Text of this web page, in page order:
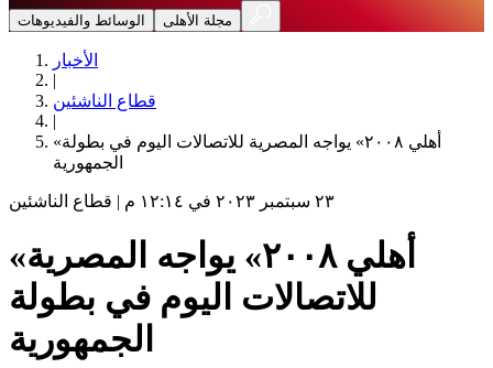
الوسائط والفيديوهات
مجلة الأهلى
الأخبار
|
قطاع الناشئين
|
«أهلي ٢٠٠٨» يواجه المصرية للاتصالات اليوم في بطولة
الجمهورية
٢٣ سبتمبر ٢٠٢٣ في ١٢:١٤ م | قطاع الناشئين
«أهلي ٢٠٠٨» يواجه المصرية
للاتصالات اليوم في بطولة
الجمهورية